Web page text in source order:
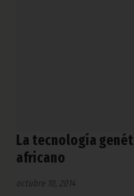
La tecnología
africano
octubre 10, 2014